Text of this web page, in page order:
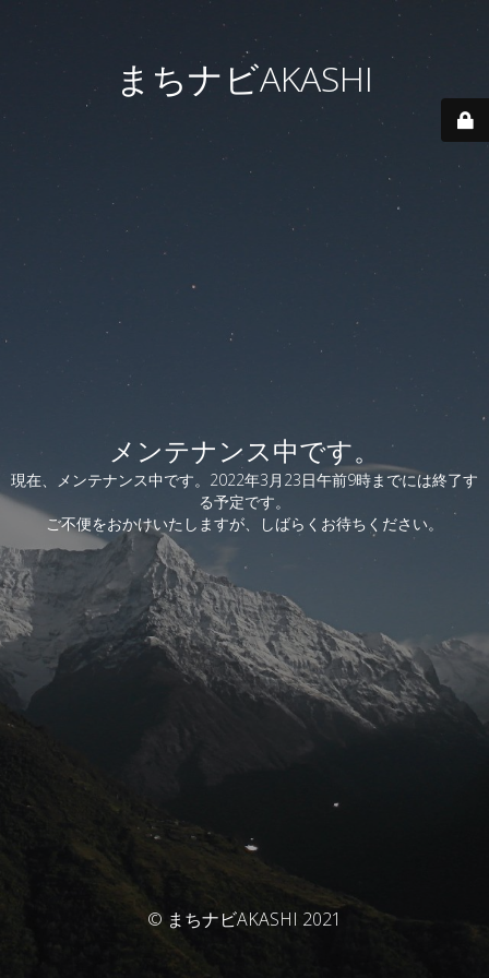
まちナビAKASHI
メンテナンス中です。
現在、メンテナンス中です。2022年3月23日午前9時までには終了す
る予定です。
ご不便をおかけいたしますが、しばらくお待ちください。
© まちナビAKASHI 2021